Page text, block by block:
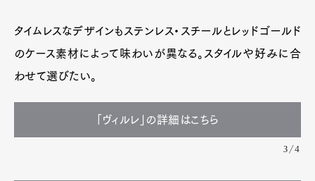
タイムレスなデザインもステンレス・スチールとレッドゴールド
のケース素材によって味わいが異なる。スタイルや好みに合
わせて選びたい。
「ヴィルレ」の詳細はこちら
3/4